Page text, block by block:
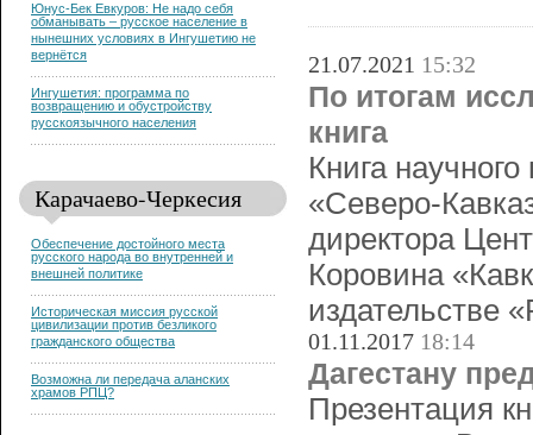
Юнус-Бек Евкуров: Не надо себя
обманывать – русское население в
нынешних условиях в Ингушетию не
вернётся
Ингушетия: программа по
возвращению и обустройству
русскоязычного населения
Карачаево-Черкесия
Обеспечение достойного места
русского народа во внутренней и
внешней политике
Историческая миссия русской
цивилизации против безликого
гражданского общества
Возможна ли передача аланских
храмов РПЦ?
21.07.2021 15:32
По итогам
книга
Книга
«Северо-
директора
Коровина
издательстве
01.11.2017 18:14
Дагестану
Презентация